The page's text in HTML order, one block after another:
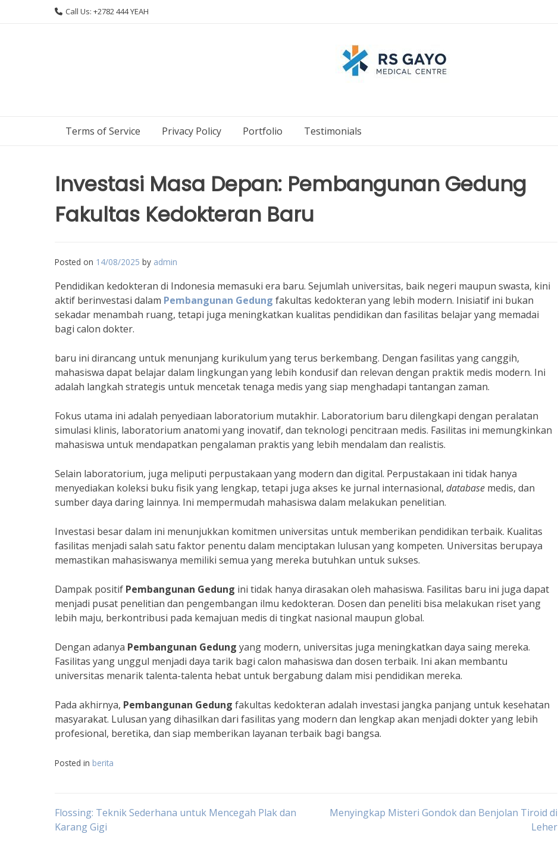
Call Us: +2782 444 YEAH
Terms of Service Privacy Policy Portfolio Testimonials
Investasi Masa Depan: Pembangunan Gedung
Fakultas Kedokteran Baru
Posted on 14/08/2025 by admin
Pendidikan kedokteran di Indonesia memasuki era baru. Sejumlah universitas, baik negeri maupun swasta, kini
aktif berinvestasi dalam Pembangunan Gedung fakultas kedokteran yang lebih modern. Inisiatif ini bukan
sekadar menambah ruang, tetapi juga meningkatkan kualitas pendidikan dan fasilitas belajar yang memadai
bagi calon dokter.
baru ini dirancang untuk menunjang kurikulum yang terus berkembang. Dengan fasilitas yang canggih,
mahasiswa dapat belajar dalam lingkungan yang lebih kondusif dan relevan dengan praktik medis modern. Ini
adalah langkah strategis untuk mencetak tenaga medis yang siap menghadapi tantangan zaman.
Fokus utama ini adalah penyediaan laboratorium mutakhir. Laboratorium baru dilengkapi dengan peralatan
simulasi klinis, laboratorium anatomi yang inovatif, dan teknologi pencitraan medis. Fasilitas ini memungkinkan
mahasiswa untuk mendapatkan pengalaman praktis yang lebih mendalam dan realistis.
Selain laboratorium, juga meliputi perpustakaan yang modern dan digital. Perpustakaan ini tidak hanya
menyediakan koleksi buku fisik yang lengkap, tetapi juga akses ke jurnal internasional, database medis, dan
sumber daya daring lainnya. Ini mempermudah mahasiswa dalam melakukan penelitian.
Investasi besar dalam ini menunjukkan komitmen universitas untuk memberikan pendidikan terbaik. Kualitas
fasilitas menjadi salah satu faktor penentu dalam menciptakan lulusan yang kompeten. Universitas berupaya
memastikan mahasiswanya memiliki semua yang mereka butuhkan untuk sukses.
Dampak positif Pembangunan Gedung ini tidak hanya dirasakan oleh mahasiswa. Fasilitas baru ini juga dapat
menjadi pusat penelitian dan pengembangan ilmu kedokteran. Dosen dan peneliti bisa melakukan riset yang
lebih maju, berkontribusi pada kemajuan medis di tingkat nasional maupun global.
Dengan adanya Pembangunan Gedung yang modern, universitas juga meningkatkan daya saing mereka.
Fasilitas yang unggul menjadi daya tarik bagi calon mahasiswa dan dosen terbaik. Ini akan membantu
universitas menarik talenta-talenta hebat untuk bergabung dalam misi pendidikan mereka.
Pada akhirnya, Pembangunan Gedung fakultas kedokteran adalah investasi jangka panjang untuk kesehatan
masyarakat. Lulusan yang dihasilkan dari fasilitas yang modern dan lengkap akan menjadi dokter yang lebih
profesional, beretika, dan siap memberikan layanan terbaik bagi bangsa.
Posted in berita
Navigasi
Flossing: Teknik Sederhana untuk Mencegah Plak dan
Karang Gigi
Menyingkap Misteri Gondok dan Benjolan Tiroid di
Leher